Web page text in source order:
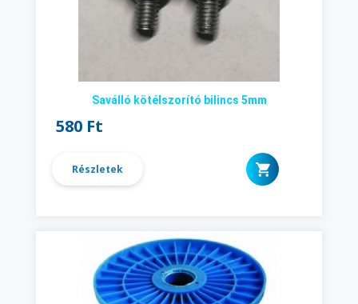
Saválló kötélszorító bilincs 5mm
580 Ft
Részletek